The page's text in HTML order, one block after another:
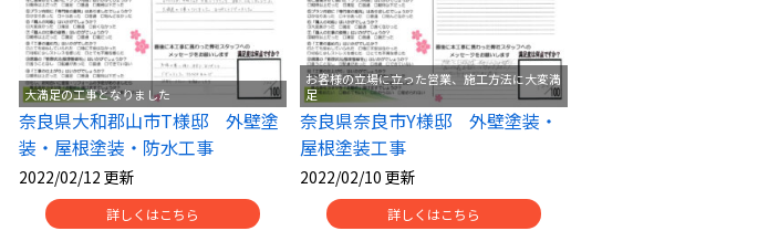
大満足の工事となりました
奈良県大和郡山市T様邸 外壁塗
装・屋根塗装・防水工事
2022/02/12 更新
詳しくはこちら
お客様の立場に立った営業、施工方法に大変満
足
奈良県奈良市Y様邸 外壁塗装・
屋根塗装工事
2022/02/10 更新
詳しくはこちら